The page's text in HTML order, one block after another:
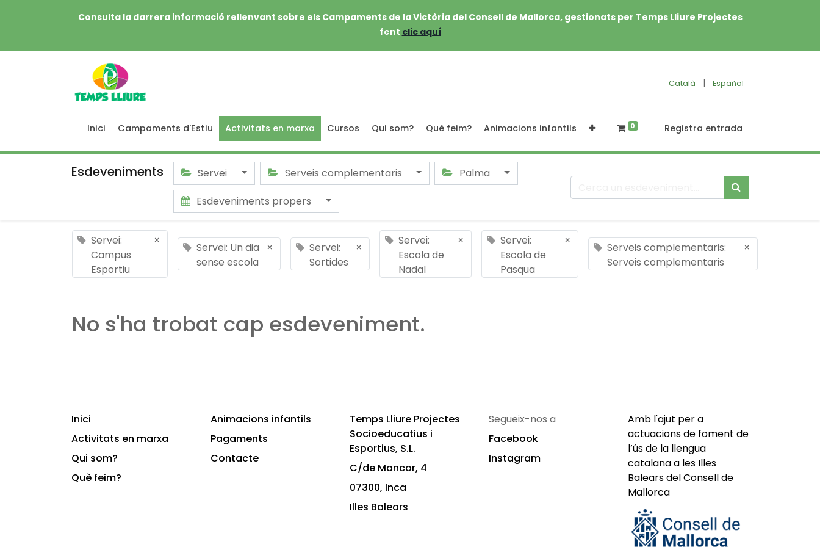
Consulta la darrera informació rellenvant sobre els Campaments de la Victòria del Consell de Mallorca, gestionats per Temps Lliure Projectes
fent clic aquí
Català | Español
Inici Campaments d'Estiu Activitats en marxa Cursos Qui som? Què feim? Animacions infantils 0 Registra entrada
Esdeveniments Servei Serveis complementaris
Palma
Esdeveniments propers
Servei:
Campus
Esportiu
×
Servei: Un dia
sense escola
×
Servei:
Sortides
×
Servei:
Escola de
Nadal
×
Servei:
Escola de
Pasqua
×
Serveis complementaris:
Serveis complementaris
×
No s'ha trobat cap esdeveniment.
Inici
Activitats en marxa
Qui som?
Què feim?
Animacions infantils
Pagaments
Contacte
Temps Lliure Projectes
Socioeducatius i
Esportius, S.L.
C/de Mancor, 4
07300, Inca
Illes Balears
Segueix-nos a
Facebook
Instagram
Amb l'ajut per a
actuacions de foment de
l’ús de la llengua
catalana a les Illes
Balears del Consell de
Mallorca